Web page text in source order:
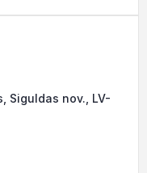
Siguldas nov., LV-